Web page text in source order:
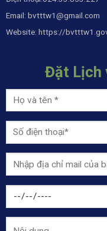
Email: bvtttw1@gmail.com
Website: https://
Đặt Lịch